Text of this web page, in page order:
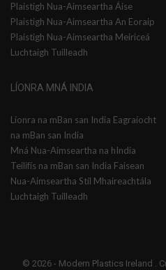
Plaistigh Nua-Aimseartha Áise
Plaistigh Nua-Aimseartha An Eoraip
Plaistigh Nua-Aimseartha Meiriceá
Luchtaigh Tuilleadh
LÍONRA MNÁ INDIA
Líonra na mBan san India Eagraíocht
na mBan san India
Mná Nua-Aimseartha na hIndia
Teilifís na mBan san India Faisean
Nua-Aimseartha Stíl Mhaireachtála
Luchtaigh Tuilleadh
© 2026 - Modern Plastics Ireland .